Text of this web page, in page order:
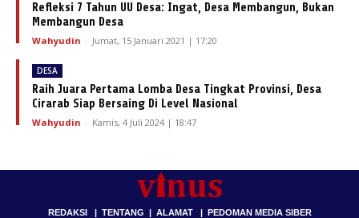
Refleksi 7 Tahun UU Desa: Ingat, Desa Membangun, Bukan
Membangun Desa
Wahyudin - Jumat, 15 Januari 2021 | 17:20
DESA
Raih Juara Pertama Lomba Desa Tingkat Provinsi, Desa
Cirarab Siap Bersaing Di Level Nasional
Wahyudin - Kamis, 4 Juli 2024 | 18:47
REDAKSI| TENTANG | ALAMAT| PEDOMAN MEDIA SIBER